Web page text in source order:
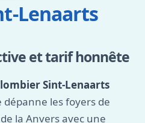
Lenaarts
et tarif honnête
Sint-Lenaarts
les foyers de
la Anvers avec une